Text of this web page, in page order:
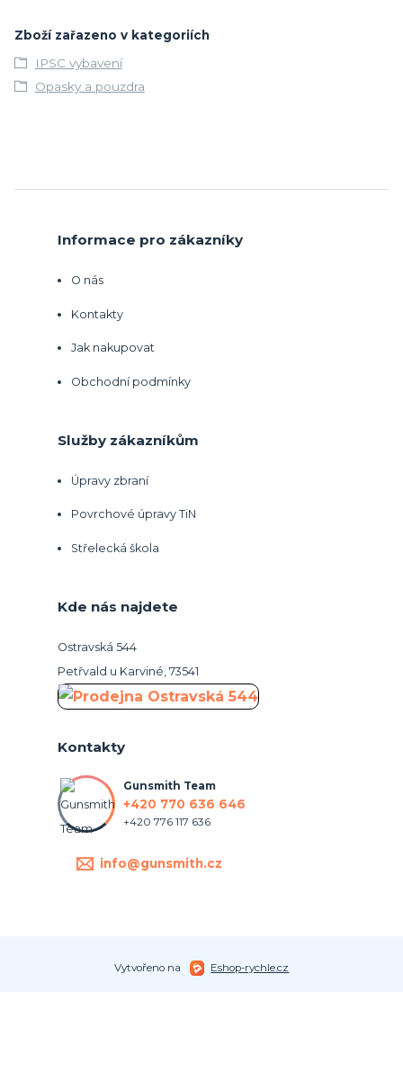
Zboží zařazeno v kategoriích
IPSC vybavení
Opasky a pouzdra
Informace pro zákazníky
O nás
Kontakty
Jak nakupovat
Obchodní podmínky
Služby zákazníkům
Úpravy zbraní
Povrchové úpravy TiN
Střelecká škola
Kde nás najdete
Ostravská 544
Petřvald u Karviné, 73541
Kontakty
Gunsmith Team
+420 770 636 646
+420 776 117 636
info@gunsmith.cz
Vytvořeno na Eshop-rychle.cz